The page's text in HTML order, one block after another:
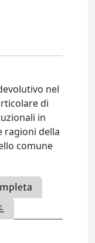
nel
di
in
ragioni della
comune